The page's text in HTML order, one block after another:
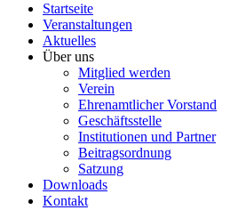
Startseite
Veranstaltungen
Aktuelles
Über uns
Mitglied werden
Verein
Ehrenamtlicher Vorstand
Geschäftsstelle
Institutionen und Partner
Beitragsordnung
Satzung
Downloads
Kontakt